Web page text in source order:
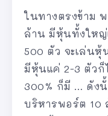
ในทางตรงข้าม
ล้าน มีหุ้นทั้งใหญ่
500 ตัว จะเล่นหุ้
มีหุ้นแค่ 2-3 ตัวก็
300% ก็มี … ดัง
บริหารพอร์ต